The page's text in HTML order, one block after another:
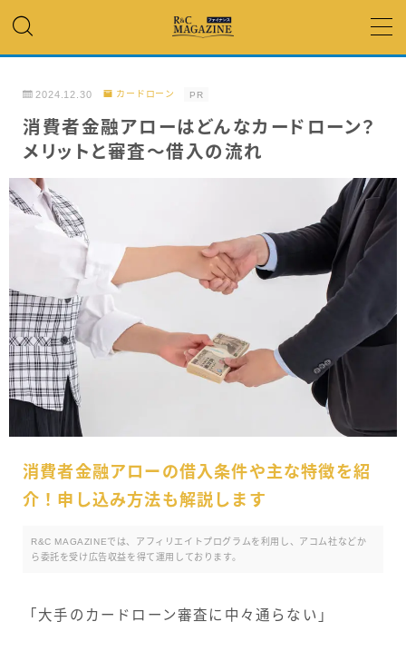
アコム・レイク・ プロミス
銀行カードローン
キャッシング
「低金利」 で借りたい
カードローンランキング
2024.12.30 カードローン PR
消費者金融アローはどんなカードローン？
メリットと審査～借入の流れ
消費者金融アローの借入条件や主な特徴を紹
介！申し込み方法も解説します
R&C MAGAZINEでは、アフィリエイトプログラムを利用し、アコム社などか
ら委託を受け広告収益を得て運用しております。
「大手のカードローン審査に中々通らない」